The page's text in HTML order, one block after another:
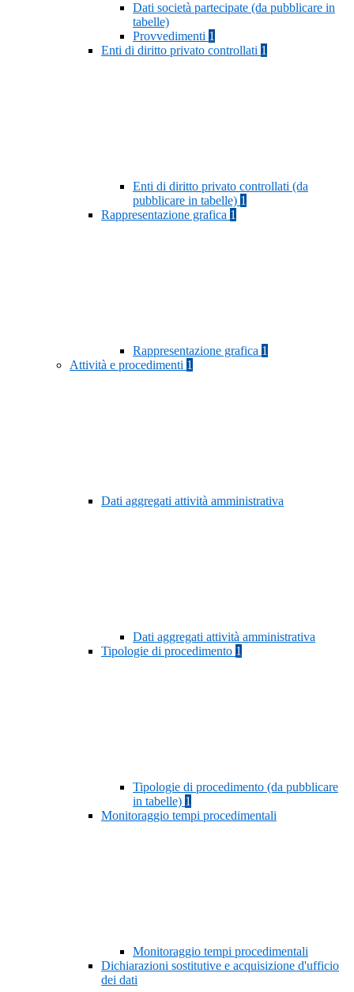
Dati società partecipate (da pubblicare in
tabelle)
Provvedimenti 1
Enti di diritto privato controllati 1
Enti di diritto privato controllati (da
pubblicare in tabelle) 1
Rappresentazione grafica 1
Rappresentazione grafica 1
Attività e procedimenti 1
Dati aggregati attività amministrativa
Dati aggregati attività amministrativa
Tipologie di procedimento 1
Tipologie di procedimento (da pubblicare
in tabelle) 1
Monitoraggio tempi procedimentali
Monitoraggio tempi procedimentali
Dichiarazioni sostitutive e acquisizione d'ufficio
dei dati